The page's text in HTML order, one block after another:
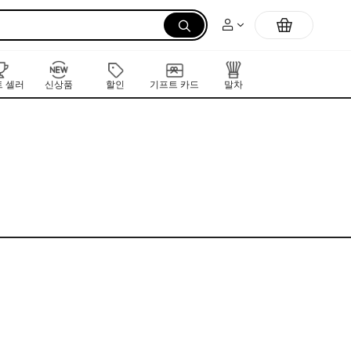
셀러 신상품 할인 기프트 카드 말차